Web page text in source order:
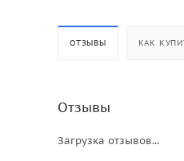
ОТЗЫВЫ КАК
Отзывы
Загрузка отзывов...